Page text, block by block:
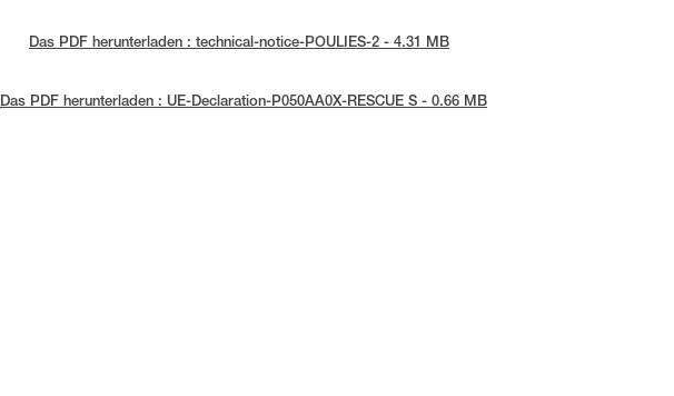
Das PDF herunterladen : technical-notice-POULIES-2 - 4.31 MB
Das PDF herunterladen : UE-Declaration-P050AA0X-RESCUE S - 0.66 MB